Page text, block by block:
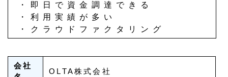
・即日で資金調達できる
・利用実績が多い
・クラウドファクタリング
会社
OLTA株式会社